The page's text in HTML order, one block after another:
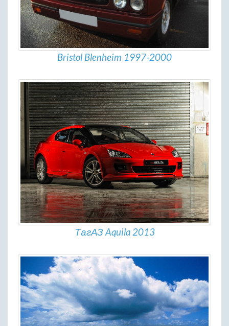
Bristol Blenheim 1997-2000
ТагАЗ Aquila 2013